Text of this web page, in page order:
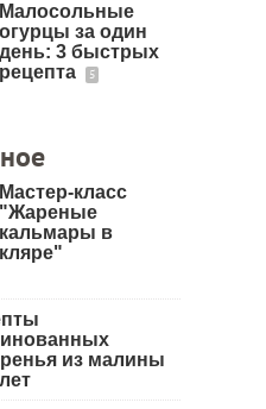
Малосольные
огурцы за один
день: 3 быстрых
рецепта
5
Мастер-класс
"Жареные
кальмары в
кляре"
из малины